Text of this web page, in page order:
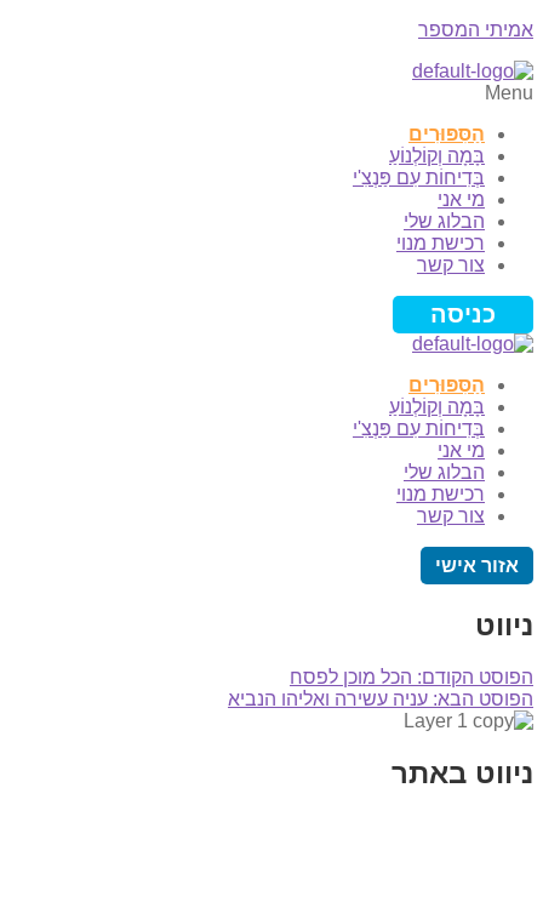
אמיתי המספר
Menu
הַסִּפּוּרִים
בָּמָה וְקוֹלְנוֹעַ
בְּדִיחוֹת עִם פַּנְצִ'י
מי אני
הבלוג שלי
רכישת מנוי
צור קשר
כניסה
הַסִּפּוּרִים
בָּמָה וְקוֹלְנוֹעַ
בְּדִיחוֹת עִם פַּנְצִ'י
מי אני
הבלוג שלי
רכישת מנוי
צור קשר
אזור אישי
ניווט
הפוסט הקודם: הכל מוכן לפסח
הפוסט הבא: עניה עשירה ואליהו הנביא
ניווט באתר